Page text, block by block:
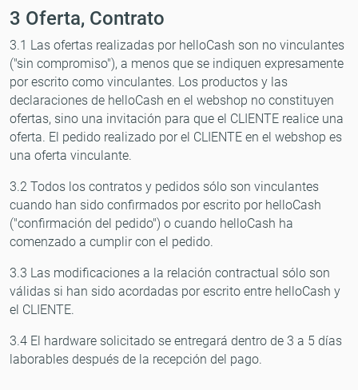
3 Oferta, Contrato
3.1 Las ofertas realizadas por helloCash son no vinculantes
("sin compromiso"), a menos que se indiquen expresamente
por escrito como vinculantes. Los productos y las
declaraciones de helloCash en el webshop no constituyen
ofertas, sino una invitación para que el CLIENTE realice una
oferta. El pedido realizado por el CLIENTE en el webshop es
una oferta vinculante.
3.2 Todos los contratos y pedidos sólo son vinculantes
cuando han sido confirmados por escrito por helloCash
("confirmación del pedido") o cuando helloCash ha
comenzado a cumplir con el pedido.
3.3 Las modificaciones a la relación contractual sólo son
válidas si han sido acordadas por escrito entre helloCash y
el CLIENTE.
3.4 El hardware solicitado se entregará dentro de 3 a 5 días
laborables después de la recepción del pago.